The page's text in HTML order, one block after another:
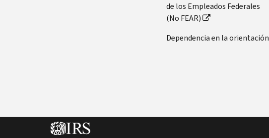
de los Empleados Federales
(No FEAR)
Dependencia en la orientación